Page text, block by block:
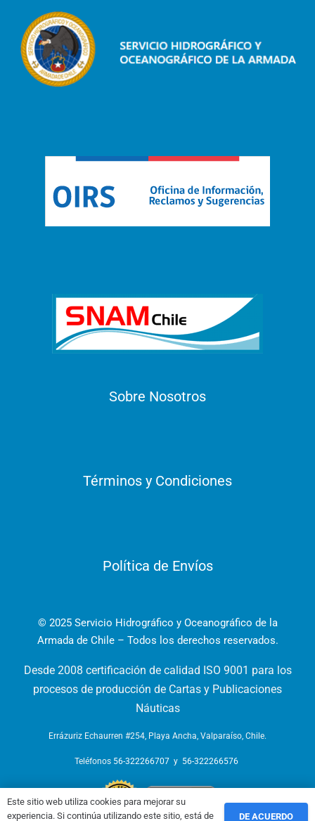
Sobre Nosotros
Términos y Condiciones
Política de Envíos
© 2025 Servicio Hidrográfico y Oceanográfico de la
Armada de Chile – Todos los derechos reservados.
Desde 2008 certificación de calidad ISO 9001 para los
procesos de producción de Cartas y Publicaciones
Náuticas
Errázuriz Echaurren #254, Playa Ancha, Valparaíso, Chile.
Teléfonos 56-322266707 y 56-322266576
Este sitio web utiliza cookies para mejorar su
experiencia. Si continúa utilizando este sitio, está de
DE ACUERDO